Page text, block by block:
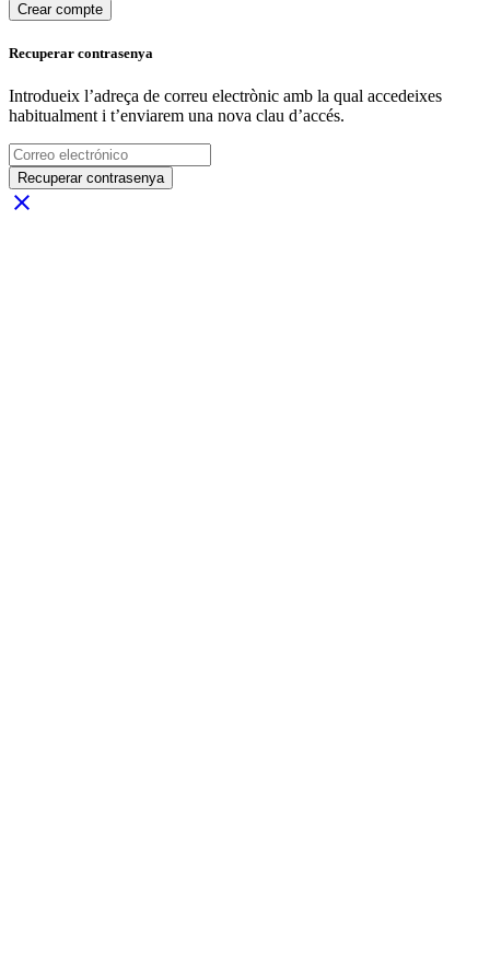
Crear compte
Recuperar contrasenya
Introdueix l’adreça de correu electrònic amb la qual accedeixes
habitualment i t’enviarem una nova clau d’accés.
Recuperar contrasenya
close